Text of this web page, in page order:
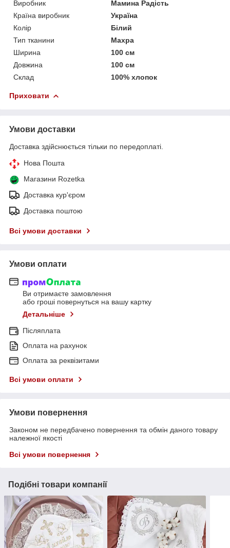
Виробник
Мамина Радість
Країна виробник
Україна
Колір
Білий
Тип тканини
Махра
Ширина
100 см
Довжина
100 см
Склад
100% хлопок
Приховати
Умови доставки
Доставка здійснюється тільки по передоплаті.
Нова Пошта
Магазини Rozetka
Доставка кур'єром
Доставка поштою
Всі умови доставки
Умови оплати
Ви отримаєте замовлення
або гроші повернуться на вашу картку
Детальніше
Післяплата
Оплата на рахунок
Оплата за реквізитами
Всі умови оплати
Умови повернення
Законом не передбачено повернення та обмін даного товару
належної якості
Всі умови повернення
Подібні товари компанії